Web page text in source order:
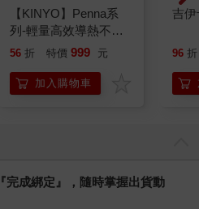
【KINYO】Penna系
列-輕量高效導熱不沾
平煎鍋30cm
56 折 特價 999 元
加入購物車
吉
96 折
完成綁定』，隨時掌握出貨動